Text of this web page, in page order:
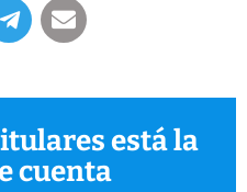
está la
cuenta